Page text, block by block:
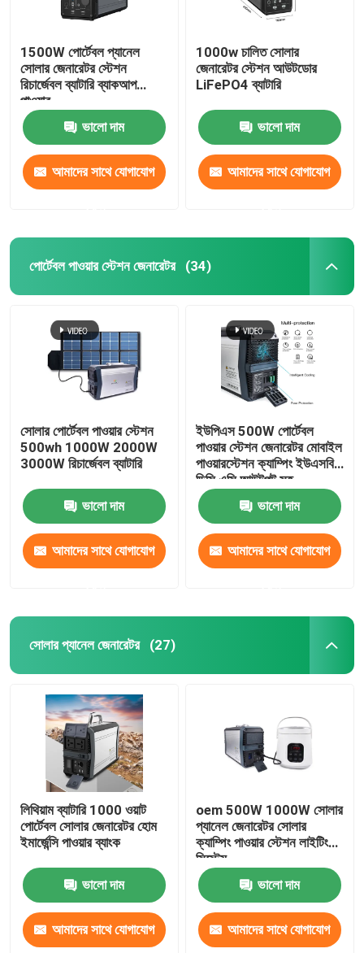
1500W পোর্টেবল প্যানেল
সোলার জেনারেটর স্টেশন
রিচার্জেবল ব্যাটারি ব্যাকআপ
পাওয়ার
ভালো দাম
আমাদের সাথে যোগাযোগ
1000w চালিত সোলার
জেনারেটর স্টেশন আউটডোর
LiFePO4 ব্যাটারি
ভালো দাম
আমাদের সাথে যোগাযোগ
পোর্টেবল পাওয়ার স্টেশন জেনারেটর (34)
সোলার পোর্টেবল পাওয়ার স্টেশন
500wh 1000W 2000W
3000W রিচার্জেবল ব্যাটারি
ভালো দাম
আমাদের সাথে যোগাযোগ
ইউপিএস 500W পোর্টেবল
পাওয়ার স্টেশন জেনারেটর মোবাইল
পাওয়ারস্টেশন ক্যাম্পিং ইউএসবি
ডিসি এসি আউটপুট সহ
ভালো দাম
আমাদের সাথে যোগাযোগ
সোলার প্যানেল জেনারেটর (27)
লিথিয়াম ব্যাটারি 1000 ওয়াট
পোর্টেবল সোলার জেনারেটর হোম
ইমার্জেন্সি পাওয়ার ব্যাংক
ভালো দাম
আমাদের সাথে যোগাযোগ
oem 500W 1000W সোলার
প্যানেল জেনারেটর সোলার
ক্যাম্পিং পাওয়ার স্টেশন লাইটিং
সিস্টেম
ভালো দাম
আমাদের সাথে যোগাযোগ